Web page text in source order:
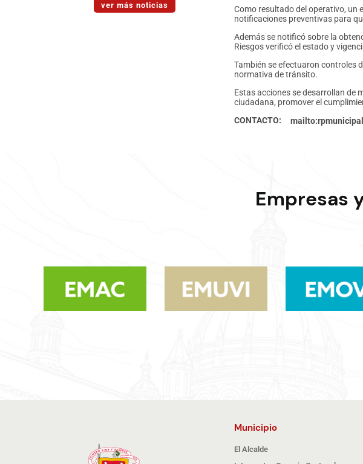
Como resultado del operativo, un
notificaciones preventivas para
Además se notificó sobre la
Riesgos verificó el estado y
También se efectuaron controles
normativa de tránsito.
Estas acciones se desarrollan de
ciudadana, promover el
CONTACTO
ver más noticias
Empresas
Municipio
El Alcalde